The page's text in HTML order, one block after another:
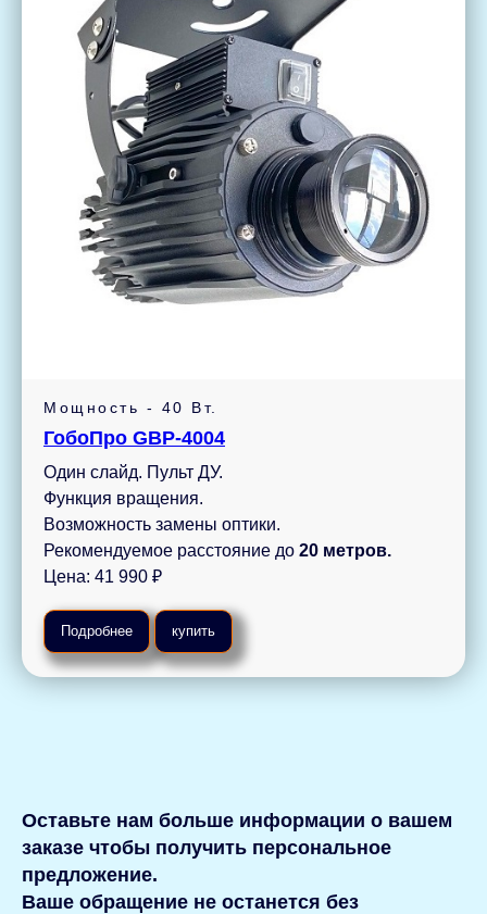
Мощность - 40 Вт.
ГобоПро GBP-4004
Один слайд. Пульт ДУ.
Функция вращения.
Возможность замены оптики.
Рекомендуемое расстояние до 20 метров.
Цена: 41 990 ₽
Подробнее купить
Оставьте нам больше информации о вашем
заказе чтобы получить персональное
предложение.
Ваше обращение не останется без